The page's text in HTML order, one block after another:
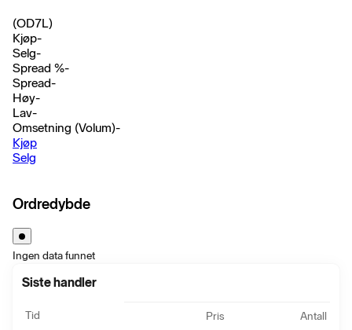
(OD7L)
Kjøp-
Selg-
Spread %-
Spread-
Høy-
Lav-
Omsetning (Volum)-
Kjøp
Selg
Ordredybde
Ingen data funnet
Siste handler
Tid Pris Antall